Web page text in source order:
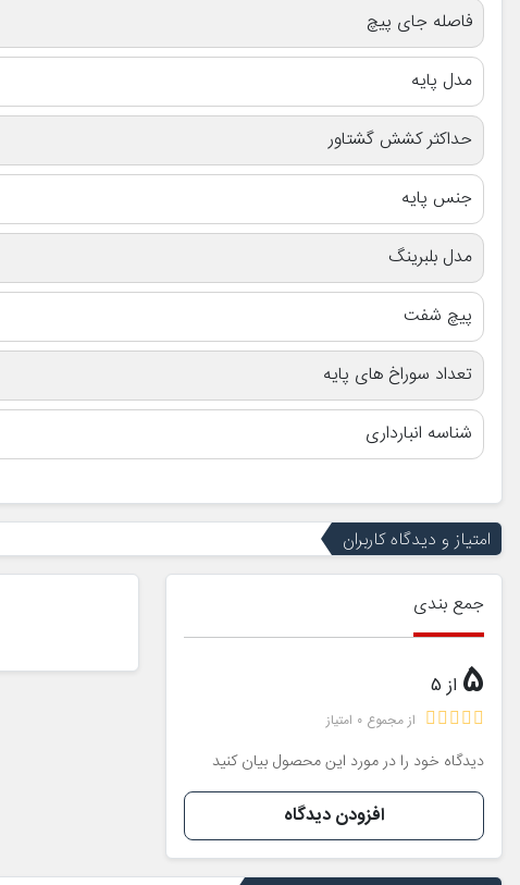
فاصله جای پیچ
مدل پایه
حداکثر کشش گشتاور
جنس پایه
مدل بلبرینگ
پیچ شفت
تعداد سوراخ های پایه
شناسه انبارداری
امتیاز و دیدگاه کاربران
جمع بندی
5 از 5
از مجموع 0 امتیاز
دیدگاه خود را در مورد این محصول بیان کنید
افزودن دیدگاه